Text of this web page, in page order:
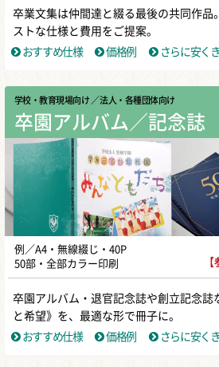
卒業文集は仲間達と綴る最後の共同作品
ストな仕様と費用をご提案。
おすすめ仕様
価格例 さらに安く
学校・教育現場向け ／ 法人・各種団体向け
卒園アルバム／記念誌
例／A4・無線綴じ・40P
50部・全部カラー印刷
卒園アルバム・退官記念誌や創立記念誌
と希望》を、最適な形で冊子に。
おすすめ仕様
価格例 さらに安く